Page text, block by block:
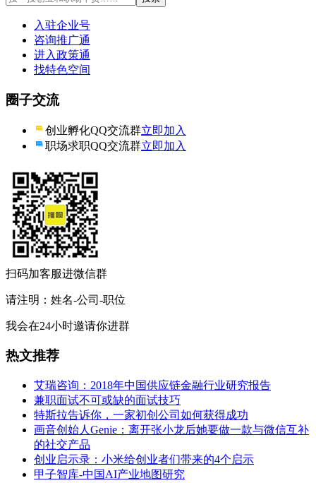
入驻企业号
咨询推广通
进入政策通
找特色空间
圈子交流
创业孵化QQ交流群立即加入
职场求职QQ交流群立即加入
扫码加客服进微信群
请注明：姓名-公司-职位
我会在24小时邀请你进群
热文推荐
艾瑞咨询：2018年中国供应链金融行业研究报告
兼职面试不可或缺的面试技巧
特斯拉告诉你，一家初创公司如何获得成功
画音创始人Genie：离开张小龙后她要做一款与微信互补
的社交产品
创业启示录：小米给创业者们带来的4个启示
甲子智库-中国AI产业地图研究